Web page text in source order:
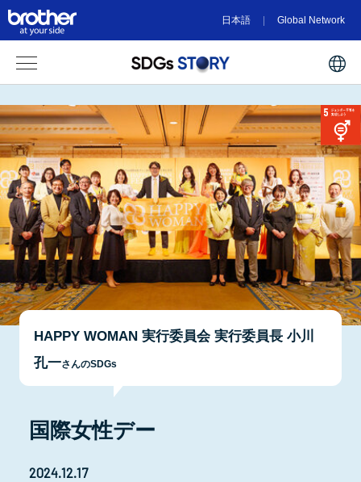
日本語 Global Network
HAPPY WOMAN 実行委員会 実行委員長 小川
孔一さんのSDGs
国際女性デー
2024.12.17